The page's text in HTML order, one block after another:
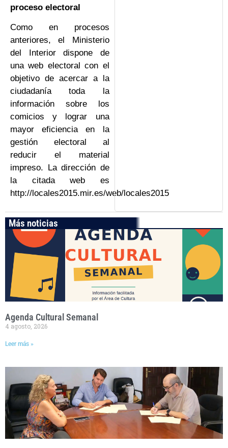
proceso electoral
Como en procesos
anteriores, el Ministerio
del Interior dispone de
una web electoral con el
objetivo de acercar a la
ciudadanía toda la
información sobre los
comicios y lograr una
mayor eficiencia en la
gestión electoral al
reducir el material
impreso. La dirección de
la citada web es
http://locales2015.mir.es/web/locales2015
Más noticias
Agenda Cultural Semanal
4 agosto, 2026
Leer más »